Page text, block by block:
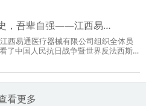
，吾辈自强——江西易…
西易通医疗器械有限公司组织全体员
了中国人民抗日战争暨世界反法西斯
看更多